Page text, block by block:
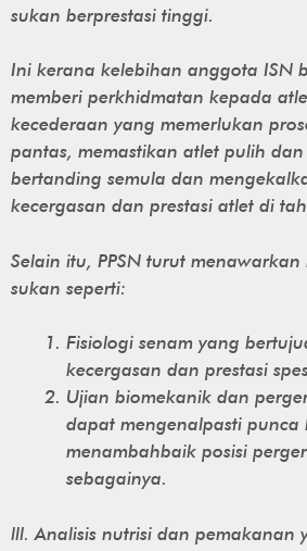
sukan berprestasi tinggi.
Ini kerana kelebihan anggota ISN
memberi perkhidmatan kepada
kecederaan yang memerlukan
pantas, memastikan atlet pulih
bertanding semula dan
kecergasan dan prestasi atlet di
Selain itu, PPSN turut
sukan seperti:
Fisiologi senam yang
kecergasan dan prestasi
Ujian biomekanik dan
dapat mengenalpasti punca
menambahbaik posisi
sebagainya.
lll. Analisis nutrisi dan pemakanan